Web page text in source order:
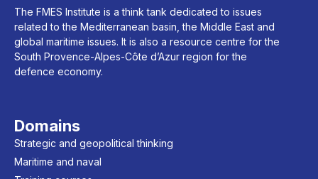
The FMES Institute is a think tank dedicated to issues
related to the Mediterranean basin, the Middle East and
global maritime issues. It is also a resource centre for the
South Provence-Alpes-Côte d’Azur region for the
defence economy.
Domains
Strategic and geopolitical thinking
Maritime and naval